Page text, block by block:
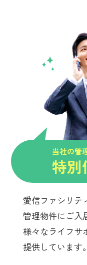
当社の管
特別
愛信ファシリテ
管理物件にご入
様々なライフサ
提供しています。